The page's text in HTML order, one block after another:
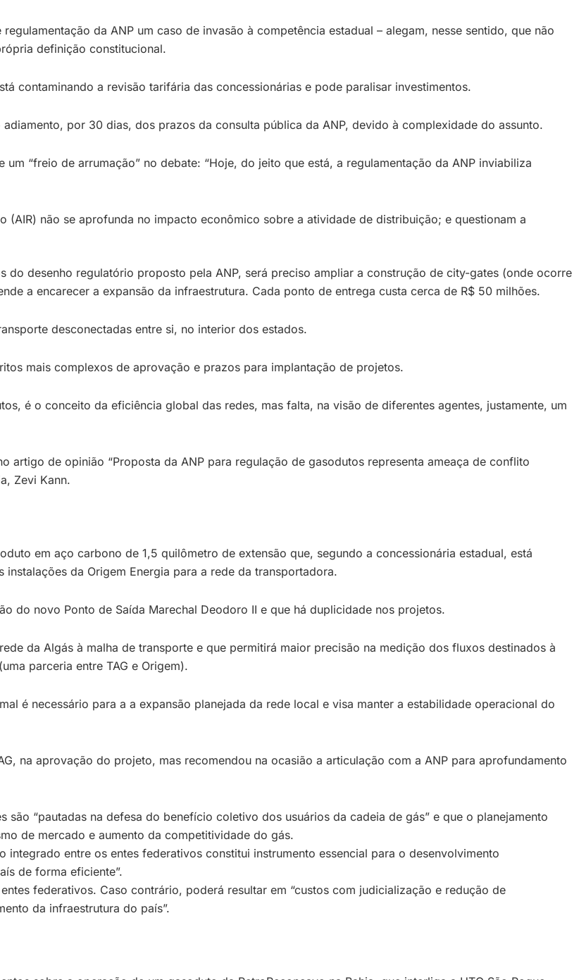
da ANP um caso de invasão à competência estadual – alegam, nesse sentido, que não
definição constitucional.
contaminando a revisão tarifária das concessionárias e pode paralisar investimentos.
por 30 dias, dos prazos da consulta pública da ANP, devido à complexidade do assunto.
“freio de arrumação” no debate: “Hoje, do jeito que está, a regulamentação da ANP inviabiliza
(AIR) não se aprofunda no impacto econômico sobre a atividade de distribuição; e questionam a
do desenho regulatório proposto pela ANP, será preciso ampliar a construção de city-gates (onde ocorre
a encarecer a expansão da infraestrutura. Cada ponto de entrega custa cerca de R$ 50 milhões.
desconectadas entre si, no interior dos estados.
mais complexos de aprovação e prazos para implantação de projetos.
é o conceito da eficiência global das redes, mas falta, na visão de diferentes agentes, justamente, um
artigo de opinião “Proposta da ANP para regulação de gasodutos representa ameaça de conflito
Zevi Kann.
em aço carbono de 1,5 quilômetro de extensão que, segundo a concessionária estadual, está
da Origem Energia para a rede da transportadora.
do novo Ponto de Saída Marechal Deodoro II e que há duplicidade nos projetos.
da Algás à malha de transporte e que permitirá maior precisão na medição dos fluxos destinados à
parceria entre TAG e Origem).
é necessário para a a expansão planejada da rede local e visa manter a estabilidade operacional do
na aprovação do projeto, mas recomendou na ocasião a articulação com a ANP para aprofundamento
são “pautadas na defesa do benefício coletivo dos usuários da cadeia de gás” e que o planejamento
de mercado e aumento da competitividade do gás.
integrado entre os entes federativos constitui instrumento essencial para o desenvolvimento
de forma eficiente”.
federativos. Caso contrário, poderá resultar em “custos com judicialização e redução de
da infraestrutura do país”.